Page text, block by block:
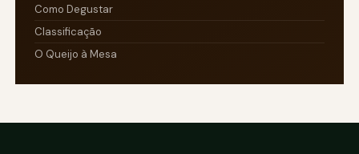
Como Degustar
Classificação
O Queijo à Mesa